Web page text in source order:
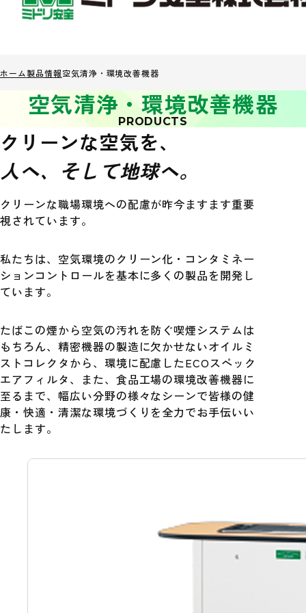
ホーム製品情報空気清浄・環境改善機器
空気清浄・環境改善機器
PRODUCTS
クリーンな空気を、
人へ、そして地球へ。
クリーンな職場環境への配慮が昨今ますます重要
視されています。
私たちは、空気環境のクリーン化・コンタミネー
ションコントロールを基本に多くの製品を開発し
ています。
たばこの煙から空気の汚れを防ぐ喫煙システムは
もちろん、精密機器の製造に欠かせないオイルミ
ストコレクタから、環境に配慮したECOスペック
エアフィルタ、また、食品工場の環境改善機器に
至るまで、幅広い分野の様々なシーンで皆様の健
康・快適・清潔な環境づくりを全力でお手伝いい
たします。